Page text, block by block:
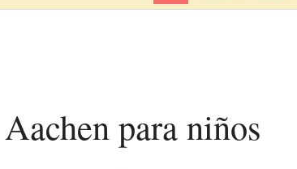
Aachen para niños